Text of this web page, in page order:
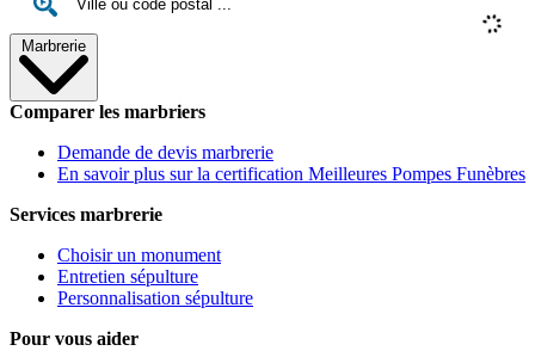
Marbrerie
Comparer les marbriers
Demande de devis marbrerie
En savoir plus sur la certification Meilleures Pompes Funèbres
Services marbrerie
Choisir un monument
Entretien sépulture
Personnalisation sépulture
Pour vous aider